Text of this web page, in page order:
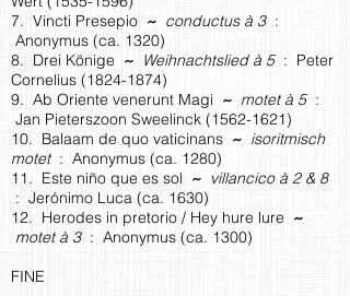
7. Vincti Presepio ~ conductus à 3:
Anonymus (ca. 1320)
8. Drei Könige ~ Weihnachtslied à 5: Peter
Cornelius (1824-1874)
9. Ab Oriente venerunt Magi ~ motet à 5:
Jan Pieterszoon Sweelinck (1562-1621)
10. Balaam de quo vaticinans ~ isoritmisch
motet: Anonymus (ca. 1280)
11. Este niño que es sol ~ villancico à 2 & 8
: Jerónimo Luca (ca. 1630)
12. Herodes in pretorio / Hey hure lure ~
motet à 3: Anonymus (ca. 1300)
FINE